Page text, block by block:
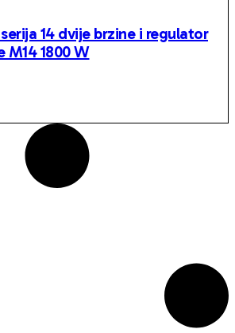
14 dvije brzine i regulator
M14 1800 W